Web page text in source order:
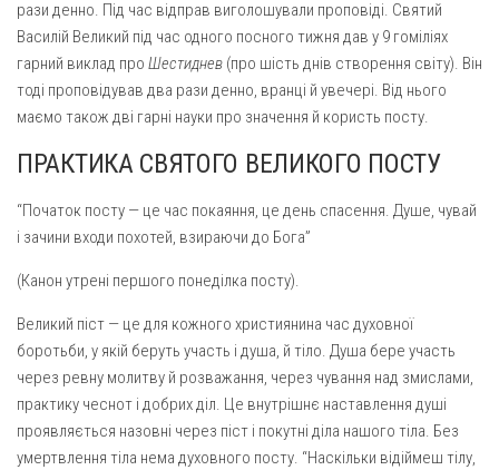
рази денно. Під час відправ виголошували проповіді. Святий
Василій Великий під час одного посного тижня дав у 9 гоміліях
гарний виклад про Шестиднев (про шість днів створення світу). Він
тоді проповідував два рази денно, вранці й увечері. Від нього
маємо також дві гарні науки про значення й користь посту.
ПРАКТИКА СВЯТОГО ВЕЛИКОГО ПОСТУ
“Початок посту — це час покаяння, це день спа­сення. Душе, чувай
і зачини входи похотей, взираючи до Бога”
(Канон утрені першого понеділка посту).
Великий піст — це для кожного християнина час духовної
боротьби, у якій беруть участь і душа, й тіло. Душа бере участь
через ревну молитву й розважання, через чування над змислами,
практику чеснот і добрих діл. Це внутрішнє наставлення душі
проявляється назовні через піст і покутні діла нашого тіла. Без
умертвлення тіла нема духовного посту. “Наскільки відіймеш тілу,